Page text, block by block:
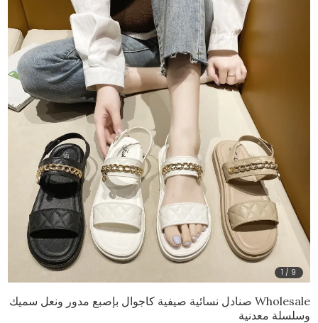
1 / 9
Wholesale صنادل نسائية صيفية كاجوال بإصبع مدور ونعل سميك
وسلسلة معدنية